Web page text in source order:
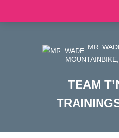
MR.
MOUNTAINBIKE
TEAM